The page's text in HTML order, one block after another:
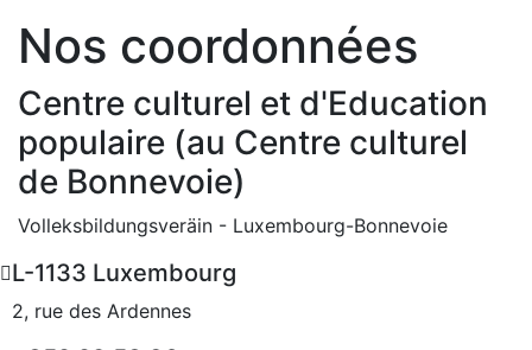
Nos coordonnées
Centre culturel et d'Education
populaire (au Centre culturel
de Bonnevoie)
Volleksbildungsveräin - Luxembourg-Bonnevoie
L-1133 Luxembourg
2, rue des Ardennes